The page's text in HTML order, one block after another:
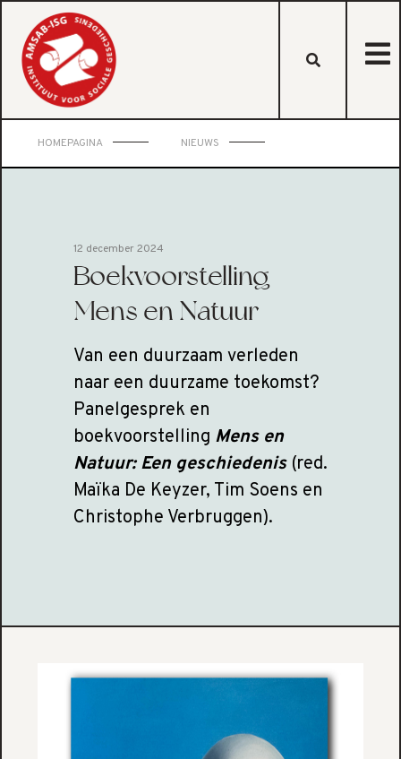
HOMEPAGINA NIEUWS
12 december 2024
Boekvoorstelling
Mens en Natuur
Van een duurzaam verleden
naar een duurzame toekomst?
Panelgesprek en
boekvoorstelling Mens en
Natuur: Een geschiedenis(red.
Maïka De Keyzer, Tim Soens en
Christophe Verbruggen).